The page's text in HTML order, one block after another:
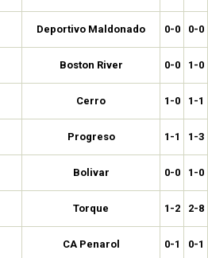
Deportivo Maldonado 0-0 0-0
Boston River 0-0 1-0
Cerro 1-0 1-1
Progreso 1-1 1-3
Bolivar 0-0 1-0
Torque 1-2 2-8
CA Penarol 0-1 0-1